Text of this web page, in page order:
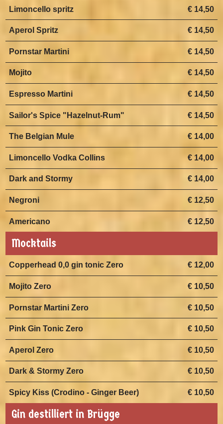
€ 14,50
Limoncello spritz
€ 14,50
Aperol Spritz
€ 14,50
Pornstar Martini
€ 14,50
Mojito
€ 14,50
Espresso Martini
€ 14,50
Sailor's Spice "Hazelnut-Rum"
€ 14,00
The Belgian Mule
€ 14,00
Limoncello Vodka Collins
€ 14,00
Dark and Stormy
€ 12,50
Negroni
€ 12,50
Americano
Mocktails
€ 12,00
Copperhead 0,0 gin tonic Zero
€ 10,50
Mojito Zero
€ 10,50
Pornstar Martini Zero
€ 10,50
Pink Gin Tonic Zero
€ 10,50
Aperol Zero
€ 10,50
Dark & Stormy Zero
€ 10,50
Spicy Kiss (Crodino - Ginger Beer)
Gin destilliert in Brügge